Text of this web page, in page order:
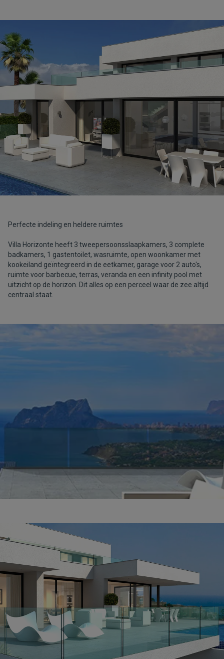
Perfecte indeling en heldere ruimtes
Villa Horizonte heeft 3 tweepersoonsslaapkamers, 3 complete
badkamers, 1 gastentoilet, wasruimte, open woonkamer met
kookeiland geïntegreerd in de eetkamer, garage voor 2 auto's,
ruimte voor barbecue, terras, veranda en een infinity pool met
uitzicht op de horizon. Dit alles op een perceel waar de zee altijd
centraal staat.